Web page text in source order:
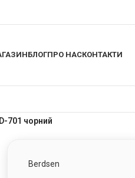
БЛОГПРО НАСКОНТАКТИ
701 чорний
Berdsen